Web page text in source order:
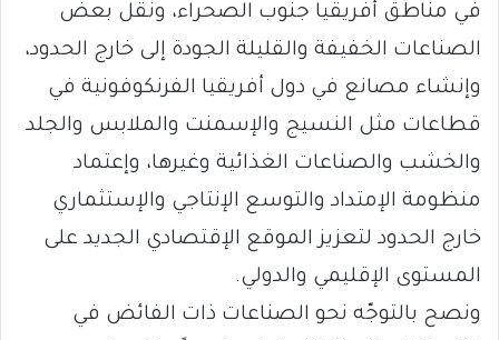
في مناطق أفريقيا جنوب الصحراء، ونقل بعض
الصناعات الخفيفة والقليلة الجودة إلى خارج الحدود،
وإنشاء مصانع في دول أفريقيا الفرنكوفونية في
قطاعات مثل النسيج والإسمنت والملابس والجلد
والخشب والصناعات الغذائية وغيرها، وإعتماد
منظومة الإمتداد والتوسع الإنتاجي والإستثماري
خارج الحدود لتعزيز الموقع الإقتصادي الجديد على
المستوى الإقليمي والدولي.
ونصح بالتوجّه نحو الصناعات ذات الفائض في